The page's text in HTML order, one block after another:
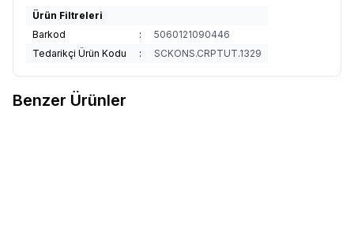
Ürün Filtreleri
Barkod
:
5060121090446
Tedarikçi Ürün Kodu
: SCKONS.CRPTUT.1329
Benzer Ürünler